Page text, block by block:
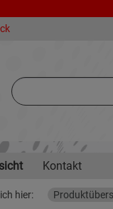
Kontakt
hier: